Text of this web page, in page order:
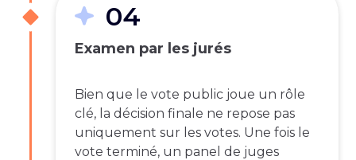
04
Examen par les jurés
Bien que le vote public joue un rôle
clé, la décision finale ne repose pas
uniquement sur les votes. Une fois le
vote terminé, un panel de juges